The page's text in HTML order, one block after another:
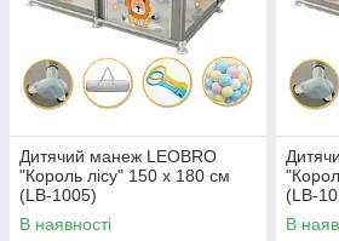
Дитячий манеж LEOBRO
"Король лісу" 150 x 180 см
(LB-1005)
В наявності
(LB-
В